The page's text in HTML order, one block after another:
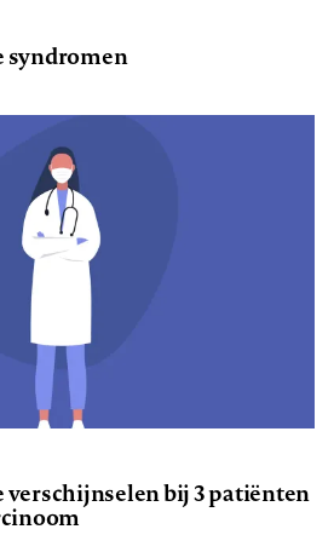
syndromen
verschijnselen bij 3 patiënten